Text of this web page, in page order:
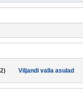
Viljandi valla asulad